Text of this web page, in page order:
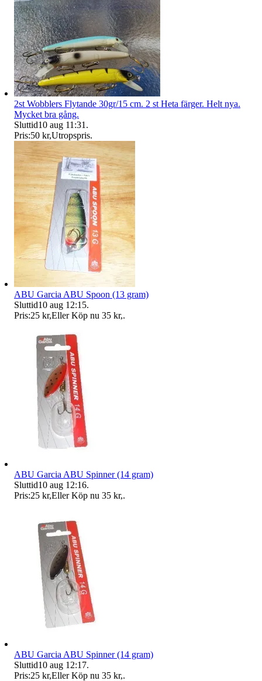
2st Wobblers Flytande 30gr/15 cm. 2 st Heta färger. Helt nya.
Mycket bra gång.
Sluttid10 aug 11:31 .
Pris:50 kr,Utropspris.
ABU Garcia ABU Spoon (13 gram)
Sluttid10 aug 12:15.
Pris:25 kr,Eller Köp nu 35 kr,.
ABU Garcia ABU Spinner (14 gram)
Sluttid10 aug 12:16.
Pris:25 kr,Eller Köp nu 35 kr,.
ABU Garcia ABU Spinner (14 gram)
Sluttid10 aug 12:17.
Pris:25 kr,Eller Köp nu 35 kr,.